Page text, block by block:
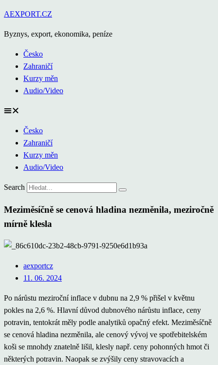
Přejít
obsahu
AEXPORT.CZ
Byznys, export, ekonomika, peníze
Česko
Zahraničí
Kurzy měn
Audio/Video
Česko
Zahraničí
Kurzy měn
Audio/Video
Search
Meziměsíčně se cenová hladina nezměnila, meziročně
mírně klesla
aexportcz
11. 06. 2024
Po nárůstu meziroční inflace v dubnu na 2,9 % přišel v květnu
pokles na 2,6 %. Hlavní důvod dubnového nárůstu inflace, ceny
potravin, tentokrát měly podle analytiků opačný efekt. Meziměsíčně
se cenová hladina nezměnila, ale cenový vývoj ve spotřebitelském
koši se mnohdy znatelně lišil, klesly např. ceny pohonných hmot či
některých potravin. Naopak se zvýšily ceny stravovacích a